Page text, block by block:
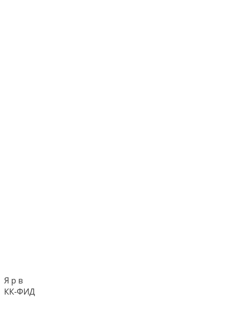
Я р в
КК-ФИД